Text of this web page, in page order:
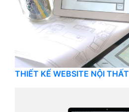
THIẾT KẾ WEBSITE NỘI THẤT